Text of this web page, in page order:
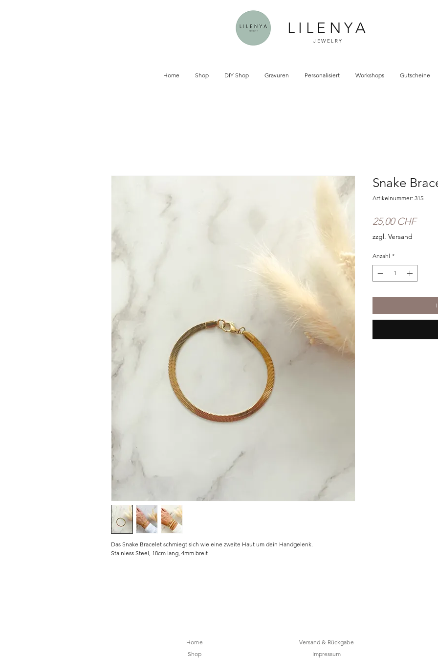
LILENYA
JEWELRY
Home Shop DIY Shop Gravuren Personalisiert Workshops Gutscheine
Das Snake Bracelet schmiegt sich wie eine zweite Haut um dein Handgelenk.
Stainless Steel, 18cm lang, 4mm breit
Snake
Artikelnummer: 315
25,00 CHFPreis
zzgl. Versand
Anzahl *
Home
Shop
Versand & Rückgabe
Impressum